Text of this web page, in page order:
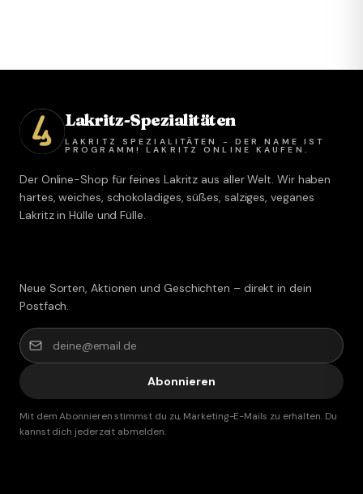
Lakritz-Spezialitäten
LAKRITZ SPEZIALITÄTEN - DER NAME IST
PROGRAMM! LAKRITZ ONLINE KAUFEN.
Der Online-Shop für feines Lakritz aus aller Welt. Wir haben
hartes, weiches, schokoladiges, süßes, salziges, veganes
Lakritz in Hülle und Fülle.
Neue Sorten, Aktionen und Geschichten – direkt in dein
Postfach.
Abonnieren
Mit dem Abonnieren stimmst du zu, Marketing-E-Mails zu erhalten. Du
kannst dich jederzeit abmelden.